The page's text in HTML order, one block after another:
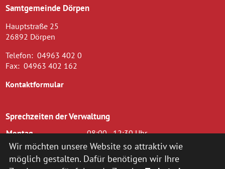
Samtgemeinde Dörpen
Hauptstraße 25
26892 Dörpen
Telefon: 04963 402 0
Fax: 04963 402 162
Kontaktformular
Sprechzeiten der Verwaltung
Montag
08:00 - 12:30 Uhr
Dienstag
08.00 - 12.30 Uhr und 14.00 - 16.00
Uhr
Mittwoch
08.00 - 12.30 Uhr
Wir möchten unsere Website so attraktiv wie
möglich gestalten. Dafür benötigen wir Ihre